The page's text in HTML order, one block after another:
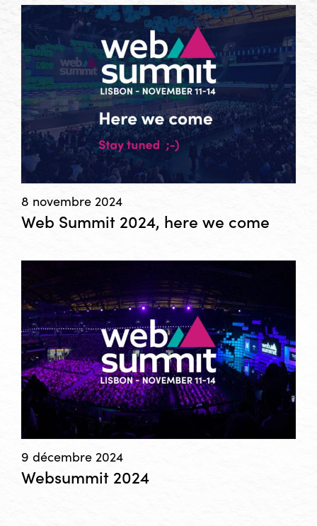
Web Summit 2024, here we come
8 novembre 2024
Websummit 2024
9 décembre 2024